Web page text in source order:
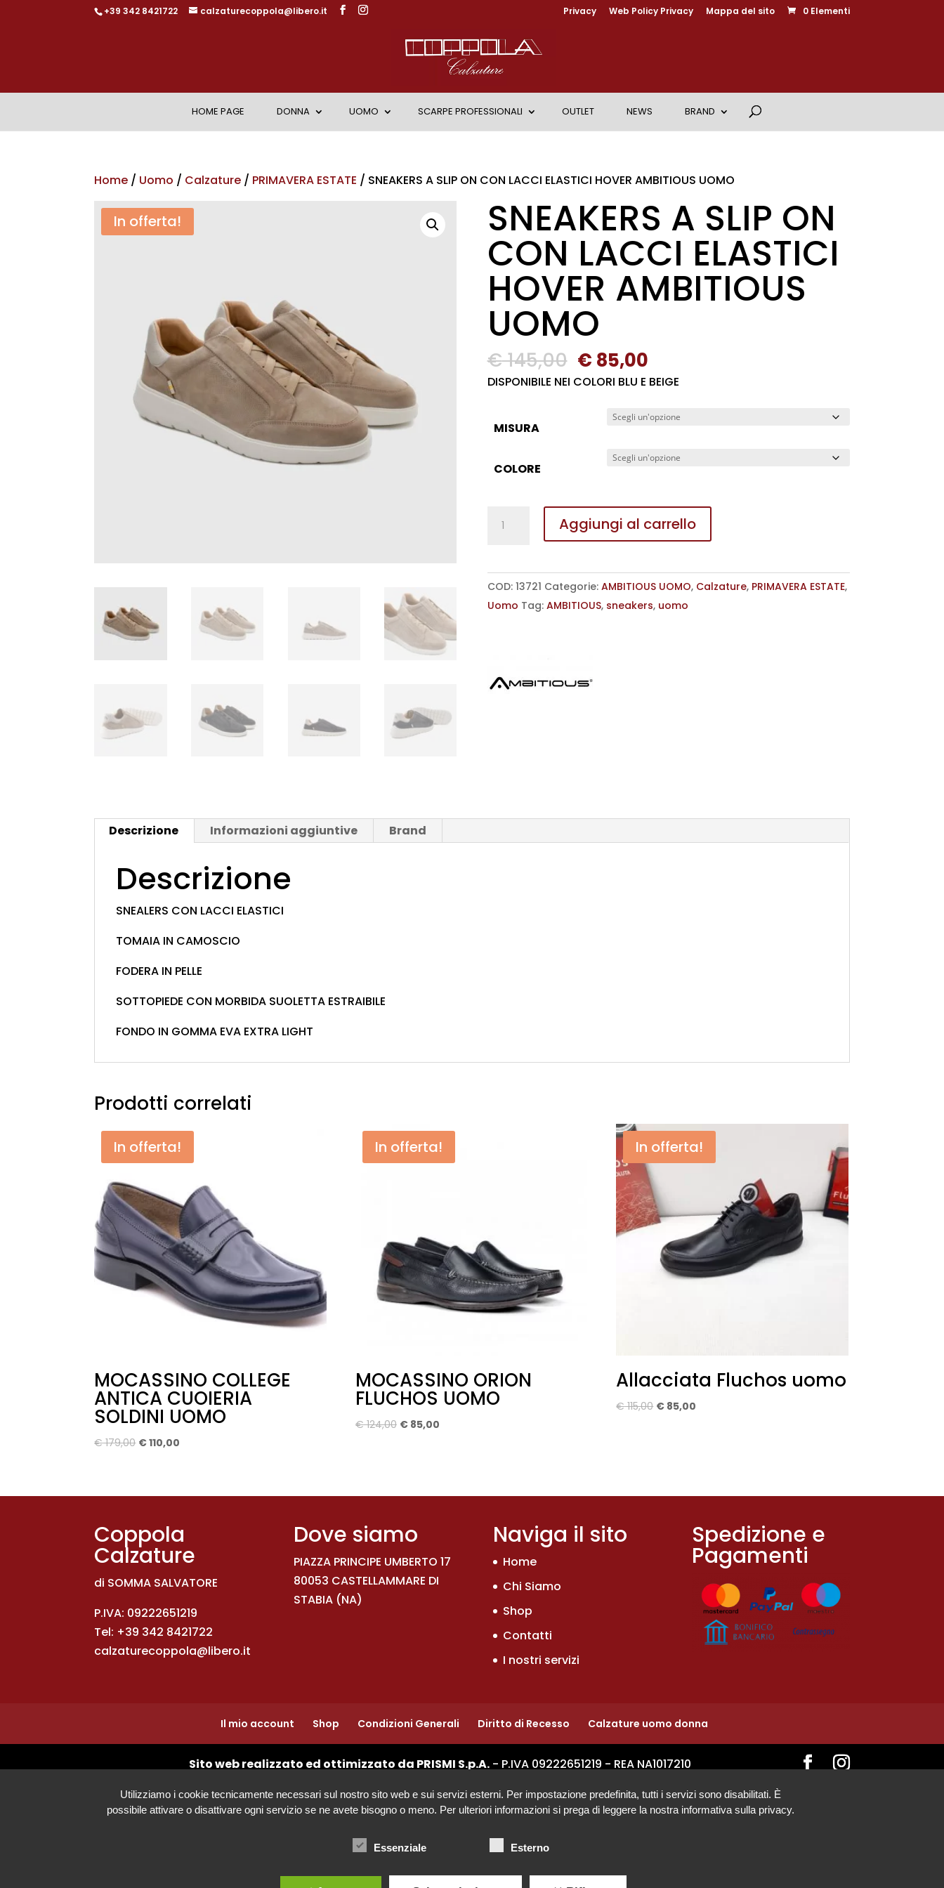
+39 342 8421722 calzaturecoppola@libero.it Privacy Web Policy Privacy Mappa del sito 0 Elementi
HOME PAGE DONNA UOMO SCARPE PROFESSIONALI OUTLET NEWS BRAND
Home / Uomo / Calzature / PRIMAVERA ESTATE / SNEAKERS A SLIP ON CON LACCI ELASTICI HOVER AMBITIOUS UOMO
In offerta! SNEAKERS A SLIP ON
CON LACCI ELASTICI
HOVER AMBITIOUS
UOMO
€145,00 Il
prezzo
€ 85,00Il
prezzo
è:
DISPONIBILE NEI COLORI BLU E BEIGE
MISURA
COLORE
ON
CON
LACCI
UOMO
Aggiungi al carrello
COD: 13721 Categorie: AMBITIOUS UOMO, Calzature, PRIMAVERA ESTATE,
Uomo Tag: AMBITIOUS, sneakers, uomo
Descrizione Informazioni aggiuntive Brand
Descrizione
SNEALERS CON LACCI ELASTICI
TOMAIA IN CAMOSCIO
FODERA IN PELLE
SOTTOPIEDE CON MORBIDA SUOLETTA ESTRAIBILE
FONDO IN GOMMA EVA EXTRA LIGHT
Prodotti correlati
In offerta!
MOCASSINO COLLEGE
ANTICA CUOIERIA
SOLDINI UOMO
€179,00 Il
€110,00
In offerta!
MOCASSINO ORION
FLUCHOS UOMO
€124,00 Il€85,00Il
In offerta!
Allacciata Fluchos uomo
€115,00 Il
€ 85,00
Coppola
Calzature
di SOMMA SALVATORE
P.IVA: 09222651219
Tel: +39 342 8421722
calzaturecoppola@libero.it
Dove siamo
PIAZZA PRINCIPE UMBERTO 17
80053 CASTELLAMMARE DI
STABIA (NA)
Naviga il sito
Home
Chi Siamo
Shop
Contatti
I nostri servizi
Spedizione e
Pagamenti
Il mio account Shop Condizioni Generali Diritto di Recesso Calzature uomo donna
Sito web realizzato ed ottimizzato da PRISMI S.p.A.- P.IVA 09222651219 - REA NA1017210
Utilizziamo i cookie tecnicamente necessari sul nostro sito web e sui servizi esterni. Per impostazione predefinita, tutti i servizi sono disabilitati. È
possibile attivare o disattivare ogni servizio se ne avete bisogno o meno. Per ulteriori informazioni si prega di leggere la nostra informativa sulla privacy.
Essenziale Esterno